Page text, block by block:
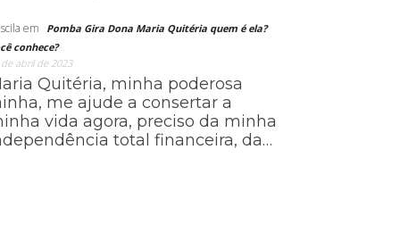
em
Pomba Gira Dona Maria Quitéria quem é ela?
conhece?
de abril de 2023
Quitéria, minha poderosa
me ajude a consertar a
vida agora, preciso da minha
total financeira, da…